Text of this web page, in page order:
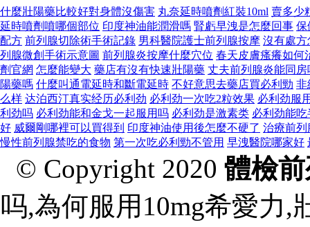
什麼壯陽藥比較好對身體沒傷害 丸奈延時噴劑紅裝10ml 賣多少
延時噴劑噴哪個部位 印度神油能潤滑嗎 腎虧早洩是怎麼回事 保
配方 前列腺切除術手術記錄 男科醫院護士前列腺按摩 沒有處方
列腺微創手術示意圖 前列腺炎按摩什麼穴位 春天皮膚瘙癢如何
劑官網 怎麼能變大 藥店有沒有快速壯陽藥 丈夫前列腺炎能同房
陽藥嗎 什麼叫通電延時和斷電延時 不好意思去藥店買必利勁 非
么样 达泊西汀真实经历必利劲 必利劲一次吃2粒效果 必利劲服
利劲吗 必利劲能和金戈一起服用吗 必利劲是激素类 必利劲能吃
好 威爾剛哪裡可以買得到 印度神油使用後怎麼不硬了 治療前列
慢性前列腺禁吃的食物 第一次吃必利勁不管用 早洩醫院哪家好
© Copyright 2020 體檢
吗,為何服用10mg希愛力,